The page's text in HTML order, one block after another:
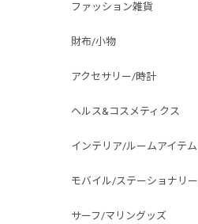
ファッション雑貨
財布/小物
アクセサリー/時計
ヘルス&コスメティクス
インテリア/ルームアイテム
モバイル/ステーショナリー
サーフ/マリングッズ